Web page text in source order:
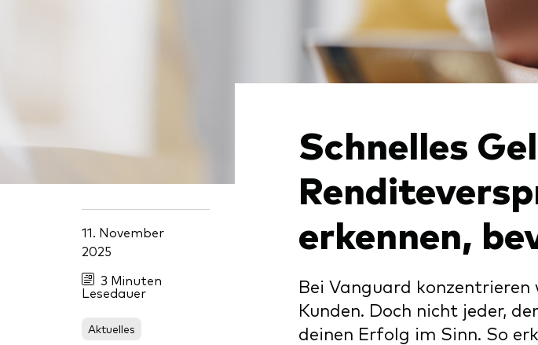
11. November
2025
3 Minuten
Lesedauer
Aktuelles
Schnelles
erkennen,
Bei Vanguard
Kunden. Doch nicht jeder,
deinen Erfolg im Sinn. So